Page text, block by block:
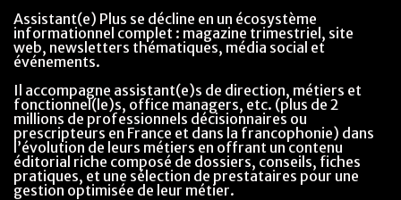
Assistant(e) Plus se décline en un écosystème
informationnel complet : magazine trimestriel, site
web, newsletters thématiques, média social et
événements.
Il accompagne assistant(e)s de direction, métiers et
fonctionnel(le)s, office managers, etc. (plus de 2
millions de professionnels décisionnaires ou
prescripteurs en France et dans la francophonie) dans
l’évolution de leurs métiers en offrant un contenu
éditorial riche composé de dossiers, conseils, fiches
pratiques, et une sélection de prestataires pour une
gestion optimisée de leur métier.